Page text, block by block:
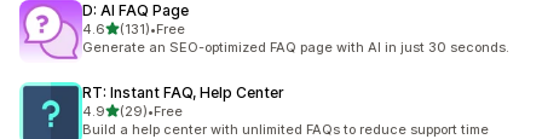
D: AI FAQ Page
4.6滿分 5 顆星
(131)
共有 131 則評價
•Free
Generate an SEO-optimized FAQ page with AI in just 30 seconds.
RT: Instant FAQ, Help Center
4.9滿分 5 顆星
(29)
共有 29 則評價
•Free
Build a help center with unlimited FAQs to reduce support time